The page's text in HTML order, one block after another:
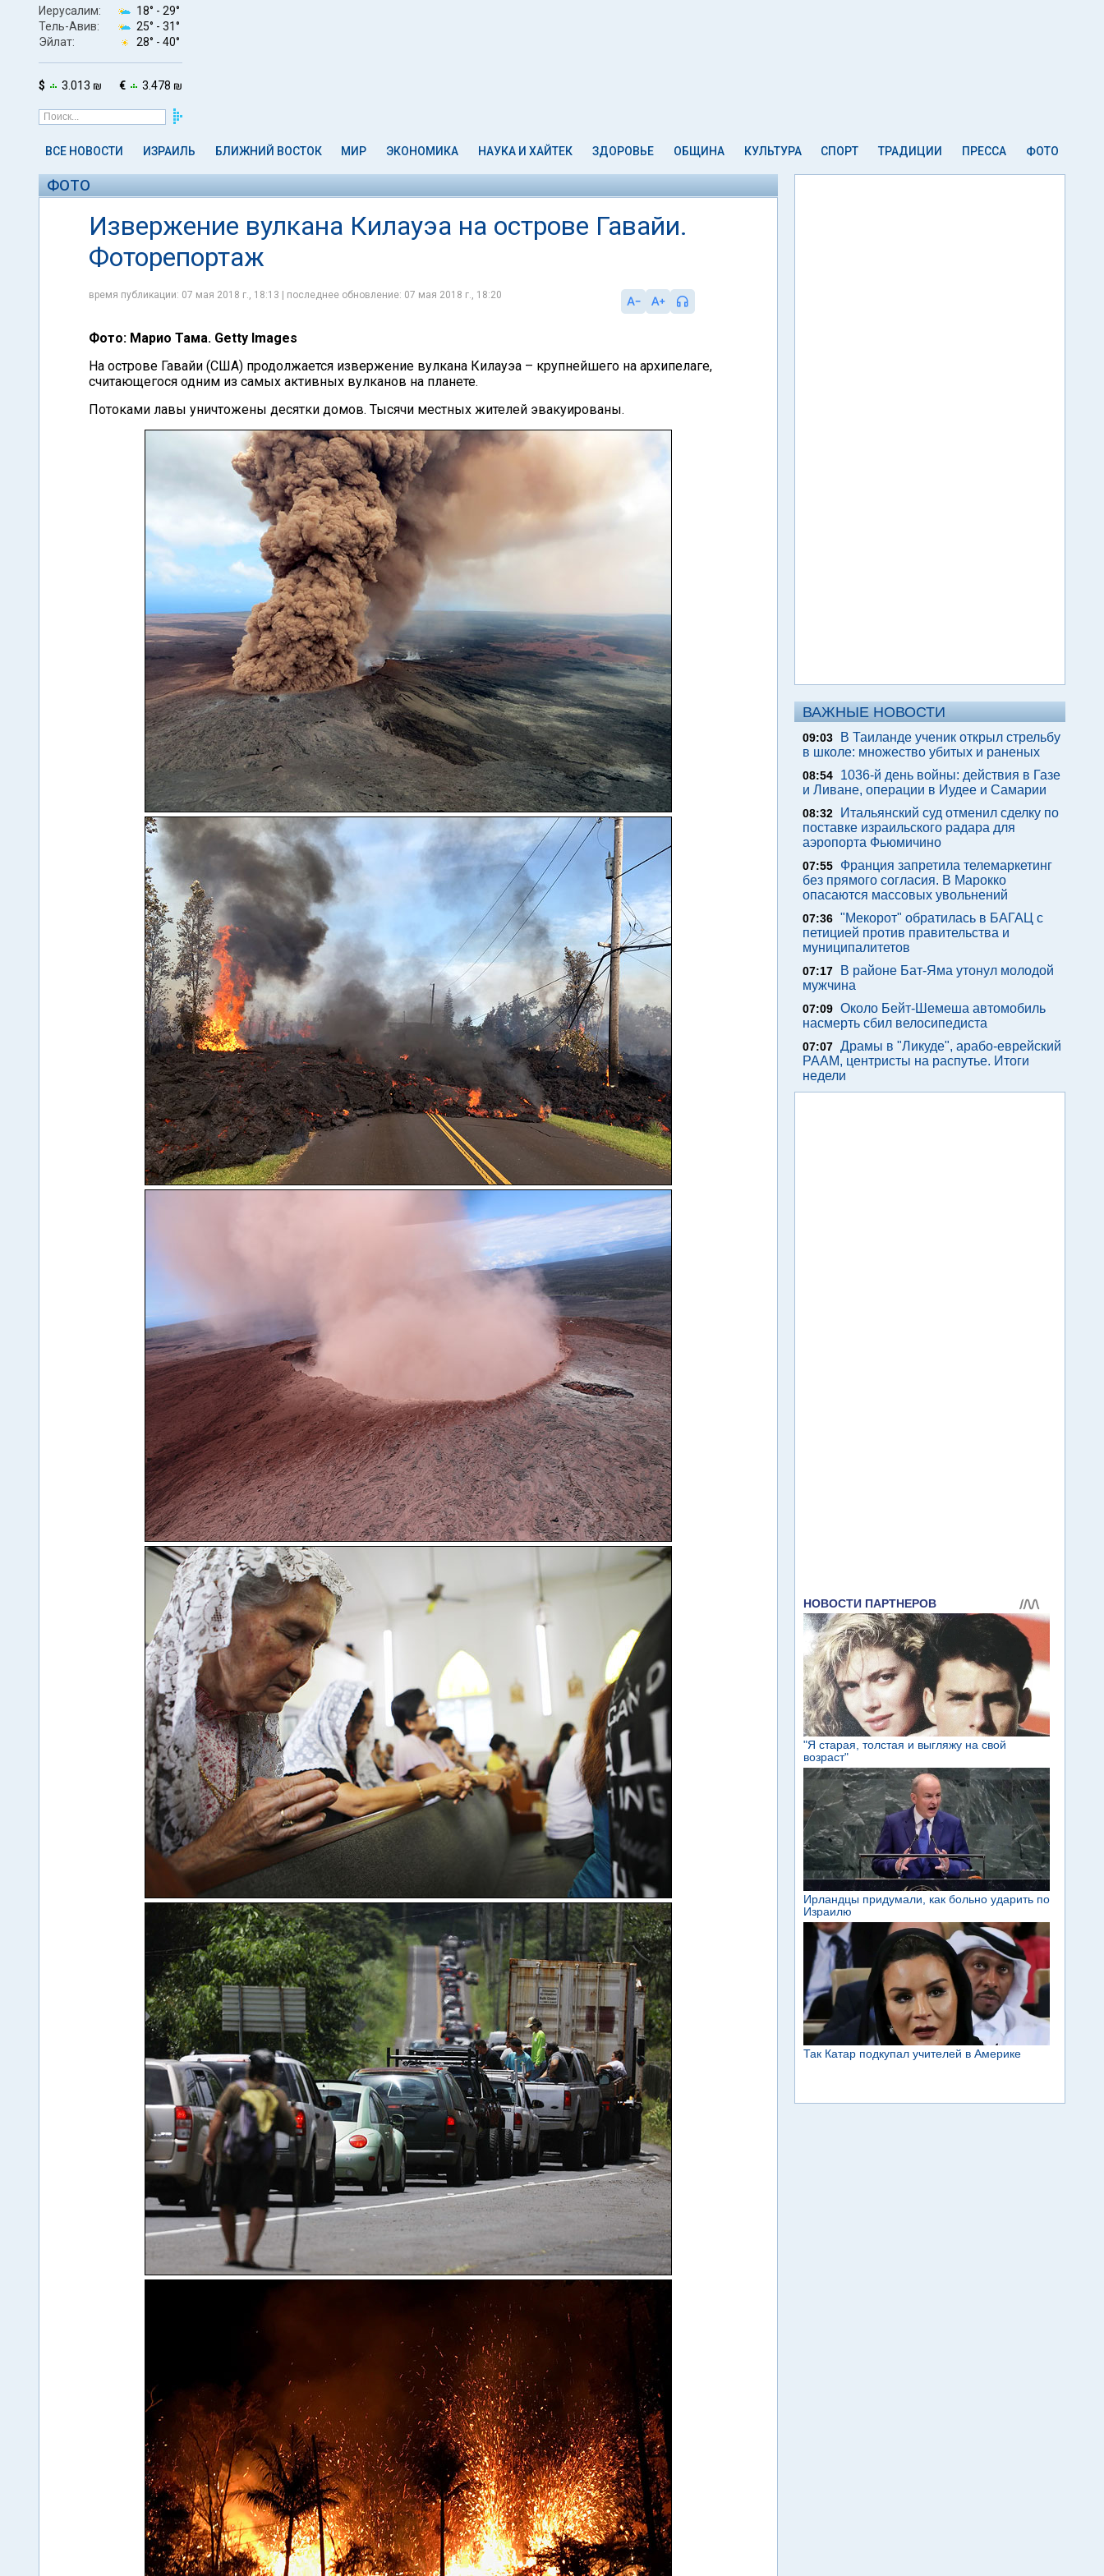
Иерусалим: 18° - 29°
Тель-Авив:
25° - 31°
Эйлат:
28° - 40°
$ 3.013 ₪ € 3.478 ₪
ВСЕ НОВОСТИ ИЗРАИЛЬ БЛИЖНИЙ ВОСТОК МИР ЭКОНОМИКА НАУКА И ХАЙТЕК ЗДОРОВЬЕ ОБЩИНА КУЛЬТУРА СПОРТ ТРАДИЦИИ ПРЕССА ФОТО
ФОТО
Извержение вулкана Килауэа на острове Гавайи.
Фоторепортаж
время публикации: 07 мая 2018 г., 18:13 | последнее обновление: 07 мая 2018 г., 18:20
Фото: Марио Тама. Getty Images
На острове Гавайи (США) продолжается извержение вулкана Килауэа – крупнейшего на архипелаге,
считающегося одним из самых активных вулканов на планете.
Потоками лавы уничтожены десятки домов. Тысячи местных жителей эвакуированы.
ВАЖНЫЕ НОВОСТИ
09:03
В Таиланде ученик открыл стрельбу
в школе: множество убитых и раненых
08:54
1036-й день войны: действия в Газе
и Ливане, операции в Иудее и Самарии
08:32
Итальянский суд отменил сделку по
поставке израильского радара для
аэропорта Фьюмичино
07:55
Франция запретила телемаркетинг
без прямого согласия. В Марокко
опасаются массовых увольнений
07:36 "Мекорот" обратилась в БАГАЦ с
петицией против правительства и
муниципалитетов
07:17
В районе Бат-Яма утонул молодой
мужчина
07:09 Около Бейт-Шемеша автомобиль
насмерть сбил велосипедиста
07:07 Драмы в "Ликуде", арабо-еврейский
РААМ, центристы на распутье. Итоги
недели